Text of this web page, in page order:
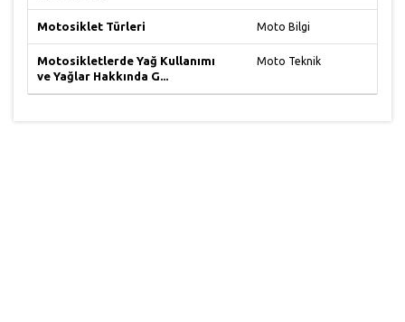
Motosiklet Türleri Moto Bilgi
Motosikletlerde Yağ Kullanımı
ve Yağlar Hakkında G...
Moto Teknik